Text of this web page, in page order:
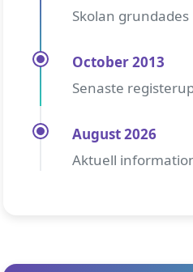
Skolan grundades
October 2013
Senaste
August 2026
Aktuell